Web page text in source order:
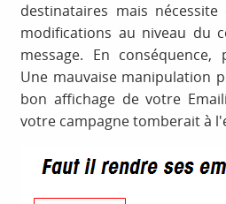
destinataires mais
modifications au niveau du
message. En
Une mauvaise manipulation
bon affichage de votre
votre campagne tomberait à